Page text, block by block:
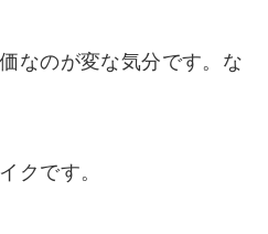
なのが変な気分です。な
クです。